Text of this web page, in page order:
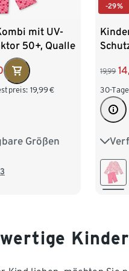
mit UV-
50+, Qualle
19,99€
Größen
86/92
-29%
19,99
30-
74/
98/